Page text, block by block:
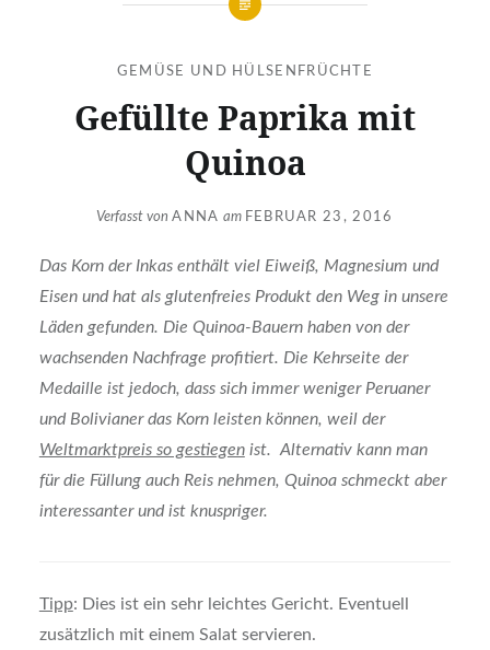
GEMÜSE UND HÜLSENFRÜCHTE
Gefüllte Paprika mit
Quinoa
Verfasst vonANNA am FEBRUAR 23, 2016
Das Korn der Inkas enthält viel Eiweiß, Magnesium und
Eisen und hat als glutenfreies Produkt den Weg in unsere
Läden gefunden. Die Quinoa-Bauern haben von der
wachsenden Nachfrage profitiert. Die Kehrseite der
Medaille ist jedoch, dass sich immer weniger Peruaner
und Bolivianer das Korn leisten können, weil der
Weltmarktpreis so gestiegenist. Alternativ kann man
für die Füllung auch Reis nehmen, Quinoa schmeckt aber
interessanter und ist knuspriger.
Tipp: Dies ist ein sehr leichtes Gericht. Eventuell
zusätzlich mit einem Salat servieren.